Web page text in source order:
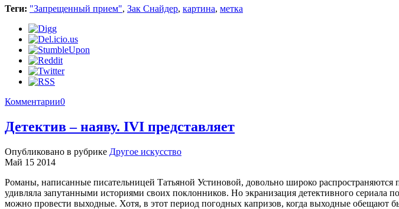
Теги: "Запрещенный прием", Зак Снайдер, картина, метка
Комментарии0
Детектив – наяву. IVI представляет
Опубликовано в рубрике Другое искусство
Май 15 2014
Романы, написанные писательницей Татьяной Устиновой, довольно широко
удивляла запутанными историями своих поклонников. Но экранизация детективного сериала
можно провести выходные. Хотя, в этот период погодных капризов, когда выходные обещают